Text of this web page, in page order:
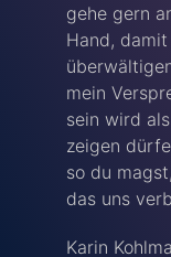
gehe gern
Hand,
mein
sein wird
zeigen
so du
das uns
Karin